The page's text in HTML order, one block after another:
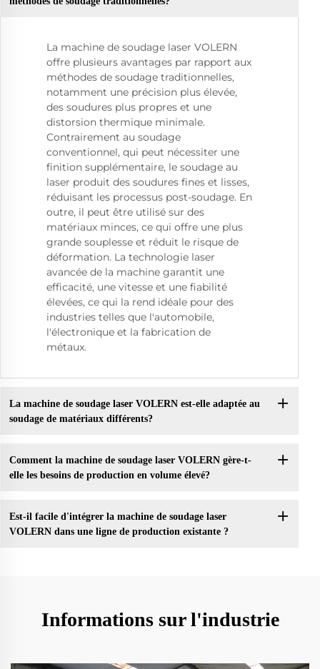
La machine de soudage laser VOLERN
offre plusieurs avantages par rapport aux
méthodes de soudage traditionnelles,
notamment une précision plus élevée,
des soudures plus propres et une
distorsion thermique minimale.
Contrairement au soudage
conventionnel, qui peut nécessiter une
finition supplémentaire, le soudage au
laser produit des soudures fines et lisses,
réduisant les processus post-soudage. En
outre, il peut être utilisé sur des
matériaux minces, ce qui offre une plus
grande souplesse et réduit le risque de
déformation. La technologie laser
avancée de la machine garantit une
efficacité, une vitesse et une fiabilité
élevées, ce qui la rend idéale pour des
industries telles que l'automobile,
l'électronique et la fabrication de
métaux.
La machine de soudage laser VOLERN est-elle adaptée au
soudage de matériaux différents?
Comment la machine de soudage laser VOLERN gère-t-
elle les besoins de production en volume élevé?
Est-il facile d'intégrer la machine de soudage laser
VOLERN dans une ligne de production existante ?
Informations sur l'industrie